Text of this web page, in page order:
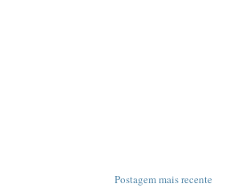
Postagem mais recente